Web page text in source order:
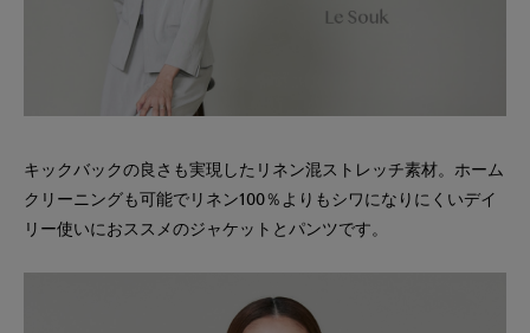
キックバックの良さも実現したリネン混ストレッチ素材。ホーム
クリーニングも可能でリネン100％よりもシワになりにくいデイ
リー使いにおススメのジャケットとパンツです。